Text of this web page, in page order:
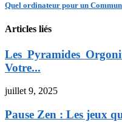
Quel ordinateur pour un
Articles liés
Les Pyramides
Votre...
juillet 9, 2025
Pause Zen : Les jeux